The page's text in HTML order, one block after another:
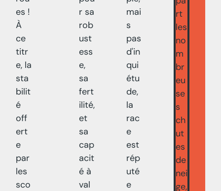
es !
À
ce
titr
e, la
sta
bilit
é
off
ert
e
par
les
sco
r sa
rob
ust
ess
e,
sa
fert
ilité,
et
sa
cap
acit
é à
val
mai
s
pas
d'in
qui
étu
de,
la
rac
e
est
rép
uté
e
rt
les
no
m
br
eu
se
s
ch
ut
es
de
nei
ge,